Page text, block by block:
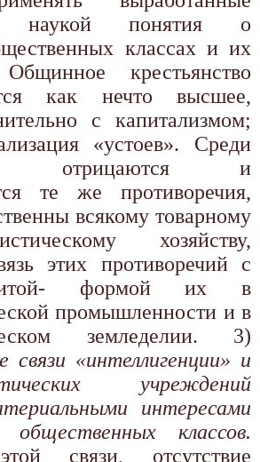
наукой понятия о
классах и их
крестьянство
как нечто высшее,
с капитализмом;
«устоев». Среди
отрицаются и
те же противоречия,
всякому товарному
хозяйству,
этих противоречий с
формой их в
промышленности и в
земледелии. 3)
связи «интеллигенции» и
учреждений
интересами
общественных классов.
связи, отсутствие